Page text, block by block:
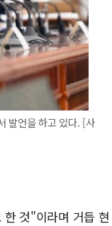
발언을 하고 있다. [사
것"이라며 거듭 현